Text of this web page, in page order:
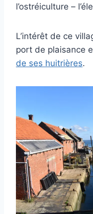
l’ostréiculture –
L’intérêt de ce
port de plaisance
de ses huitrières.